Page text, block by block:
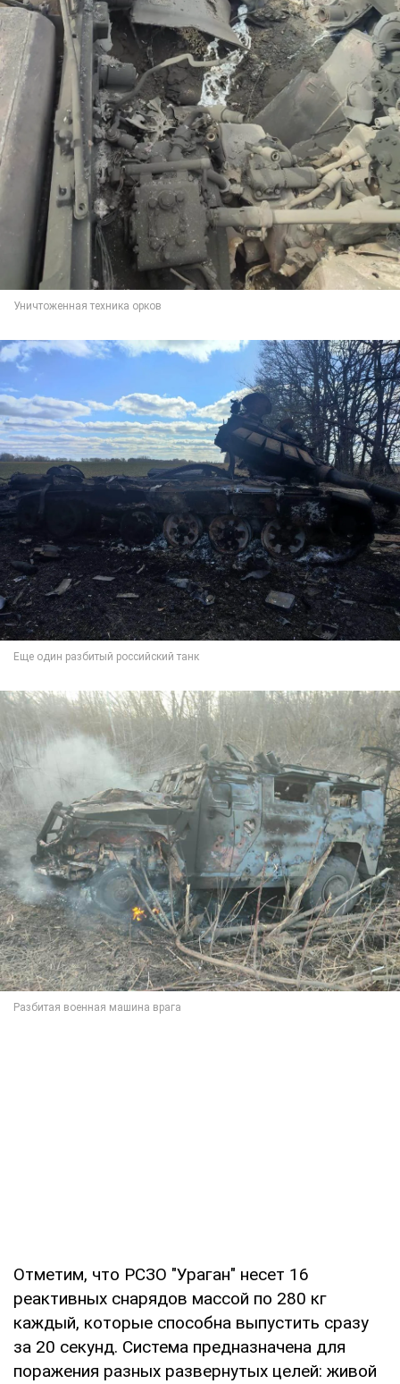
Отметим, что РСЗО "Ураган" несет 16
реактивных снарядов массой по 280 кг
каждый, которые способна выпустить сразу
за 20 секунд. Система предназначена для
поражения разных развернутых целей: живой